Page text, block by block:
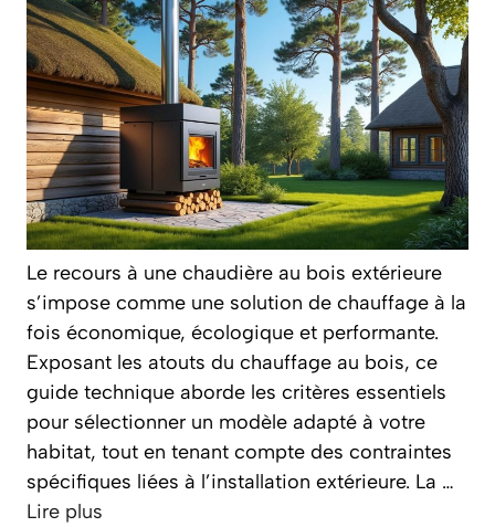
Le recours à une chaudière au bois extérieure
s’impose comme une solution de chauffage à la
fois économique, écologique et performante.
Exposant les atouts du chauffage au bois, ce
guide technique aborde les critères essentiels
pour sélectionner un modèle adapté à votre
habitat, tout en tenant compte des contraintes
spécifiques liées à l’installation extérieure. La …
Lire plus